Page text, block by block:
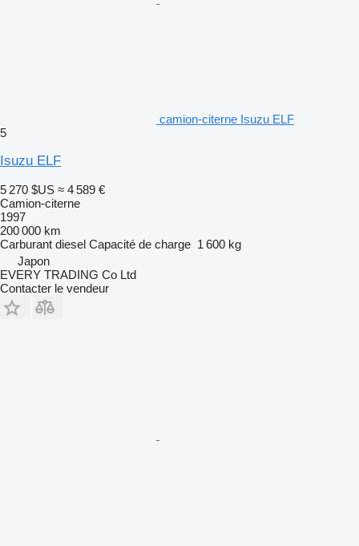
camion-citerne Isuzu ELF
5
Isuzu ELF
5 270 $US ≈ 4 589 €
Camion-citerne
1997
200 000 km
Carburant diesel Capacité de charge 1 600 kg
Japon
EVERY TRADING Co Ltd
Contacter le vendeur